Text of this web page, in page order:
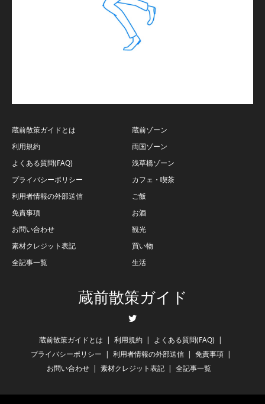
蔵前散策ガイドとは
利用規約
よくある質問(FAQ)
プライバシーポリシー
利用者情報の外部送信
免責事項
お問い合わせ
素材クレジット表記
全記事一覧
蔵前ゾーン
両国ゾーン
浅草橋ゾーン
カフェ・喫茶
ご飯
お酒
観光
買い物
生活
蔵前散策ガイド
蔵前散策ガイドとは 利用規約
よくある質問(FAQ)
プライバシーポリシー
利用者情報の外部送信
免責事項
お問い合わせ
素材クレジット表記 全記事一覧